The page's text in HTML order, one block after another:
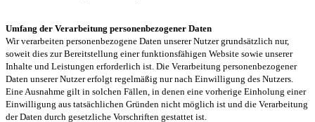
Umfang der Verarbeitung personenbezogener Daten
Wir verarbeiten personenbezogene Daten unserer Nutzer grundsätzlich nur,
soweit dies zur Bereitstellung einer funktionsfähigen Website sowie unserer
Inhalte und Leistungen erforderlich ist. Die Verarbeitung personenbezogener
Daten unserer Nutzer erfolgt regelmäßig nur nach Einwilligung des Nutzers.
Eine Ausnahme gilt in solchen Fällen, in denen eine vorherige Einholung einer
Einwilligung aus tatsächlichen Gründen nicht möglich ist und die Verarbeitung
der Daten durch gesetzliche Vorschriften gestattet ist.